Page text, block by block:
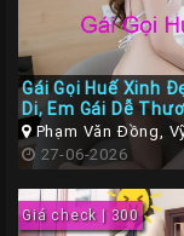
gọi
Huế
Gái
Gọi
Huế
Gái Gọi Huế Xinh
Di, Em Gái Dễ
Ngào Như Nước
Phạm Văn Đồng,
Thừa Thiên Huế
27-06-2026
Giá check | 300